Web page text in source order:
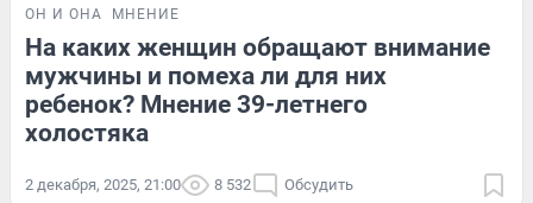
ОН И ОНА МНЕНИЕ
На каких женщин обращают внимание
мужчины и помеха ли для них
ребенок? Мнение 39-летнего
холостяка
2 декабря, 2025, 21:00 8 532 Обсудить